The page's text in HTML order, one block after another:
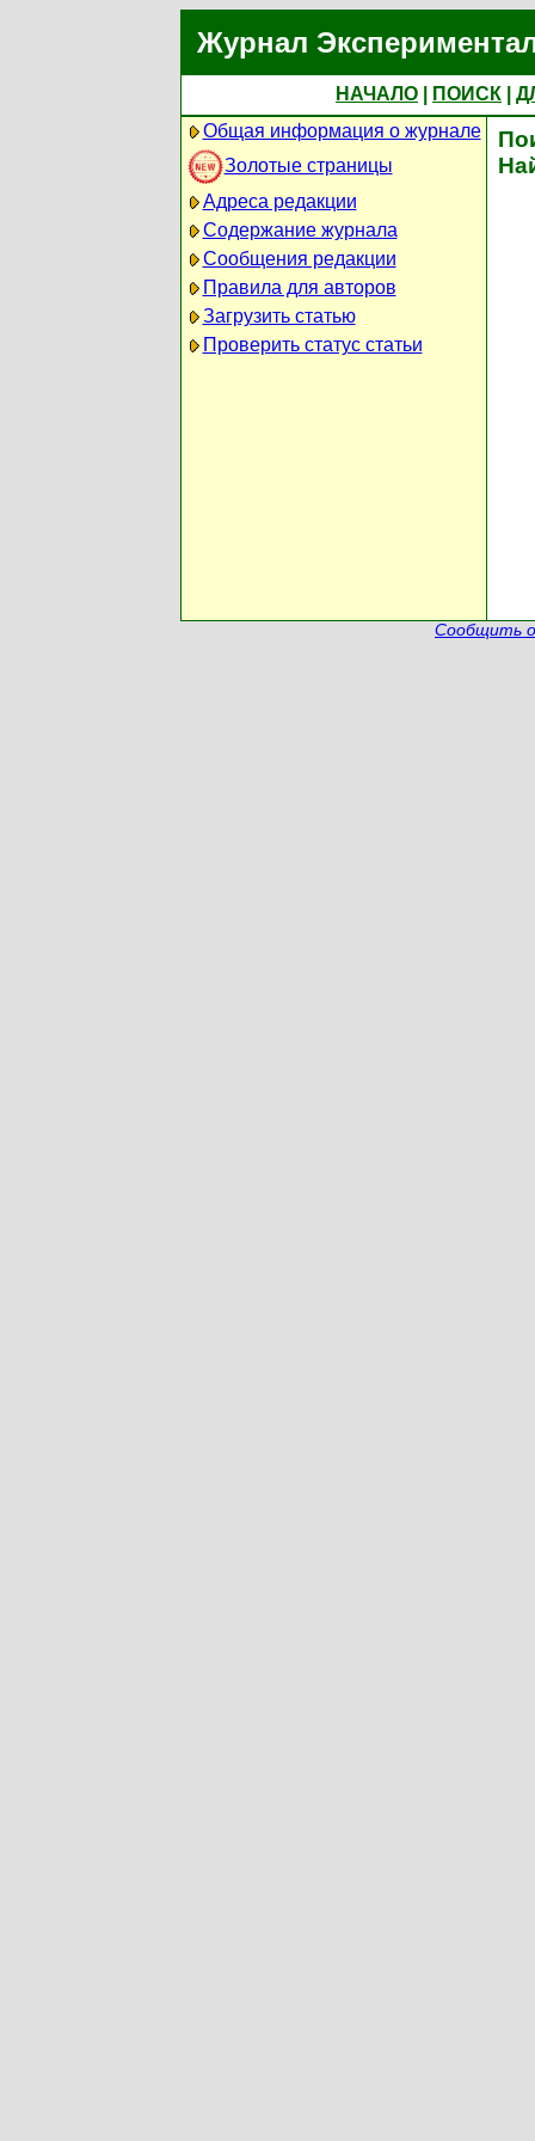
Журнал
НАЧАЛО ПОИСК
Общая информация о журнале
Золотые страницы
Адреса редакции
Содержание журнала
Сообщения редакции
Правила для авторов
Загрузить статью
Проверить статус статьи
Сообщить о